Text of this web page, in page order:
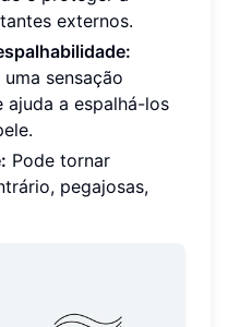
externos.
sensação
ajuda a espalhá-los
Pode tornar
pegajosas,